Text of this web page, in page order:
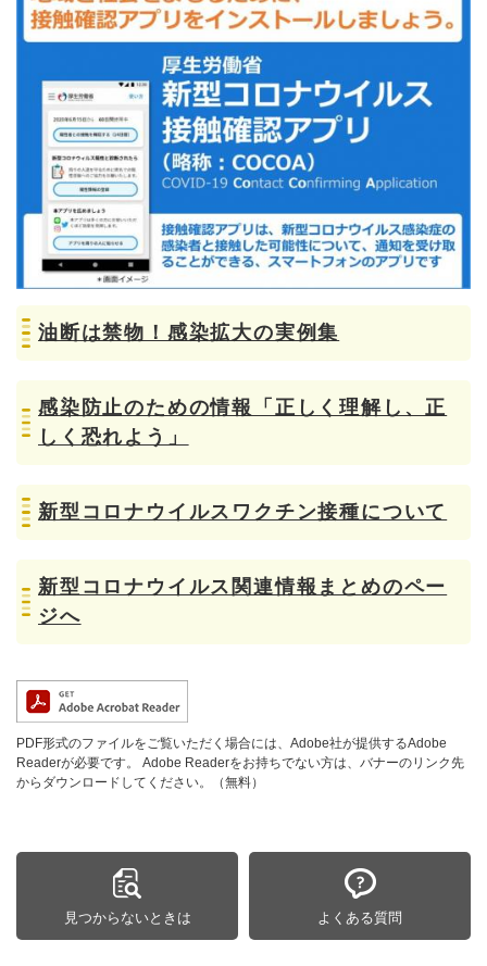
油断は禁物！感染拡大の実例集
感染防止のための情報「正しく理解し、正
しく恐れよう」
新型コロナウイルスワクチン接種について
新型コロナウイルス関連情報まとめのペー
ジへ
PDF形式のファイルをご覧いただく場合には、Adobe社が提供するAdobe
Readerが必要です。
Adobe Readerをお持ちでない方は、バナーのリンク先
からダウンロードしてください。（無料）
見つからないときは よくある質問